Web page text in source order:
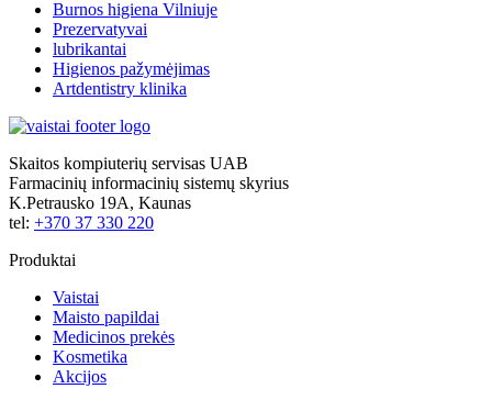
Burnos higiena Vilniuje
Prezervatyvai
lubrikantai
Higienos pažymėjimas
Artdentistry klinika
Skaitos kompiuterių servisas UAB
Farmacinių informacinių sistemų skyrius
K.Petrausko 19A, Kaunas
tel: +370 37 330 220
Produktai
Vaistai
Maisto papildai
Medicinos prekės
Kosmetika
Akcijos